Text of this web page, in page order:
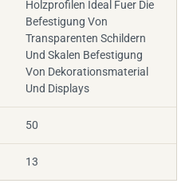
Holzprofilen Ideal Fuer Die
Befestigung Von
Transparenten Schildern
Und Skalen Befestigung
Von Dekorationsmaterial
Und Displays
50
13